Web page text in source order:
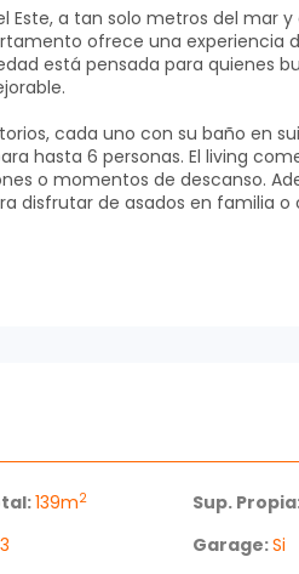
Este, a tan solo metros del mar
ofrece una experiencia
está pensada para quienes
cada uno con su baño en
hasta 6 personas. El living
o momentos de descanso.
disfrutar de asados en familia o
con modernos
y horno. Los placares en la
el spa, la piscina abierta
de una sala de juegos, sala de
con barbacoa. También
Esta propiedad es ideal para
139m2 Sup.
3 Garage:Si